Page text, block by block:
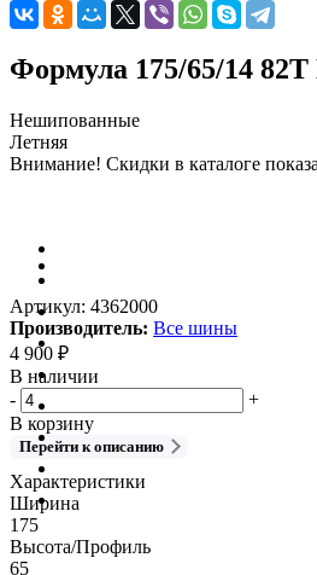
Формула 175/65/14 82T
Нешипованные
Летняя
Внимание! Скидки в каталоге
Артикул: 4362000
Производитель: Все шины
4 900 ₽
В наличии
-
+
В корзину
Перейти к описанию
Характеристики
Ширина
175
Высота/Профиль
65